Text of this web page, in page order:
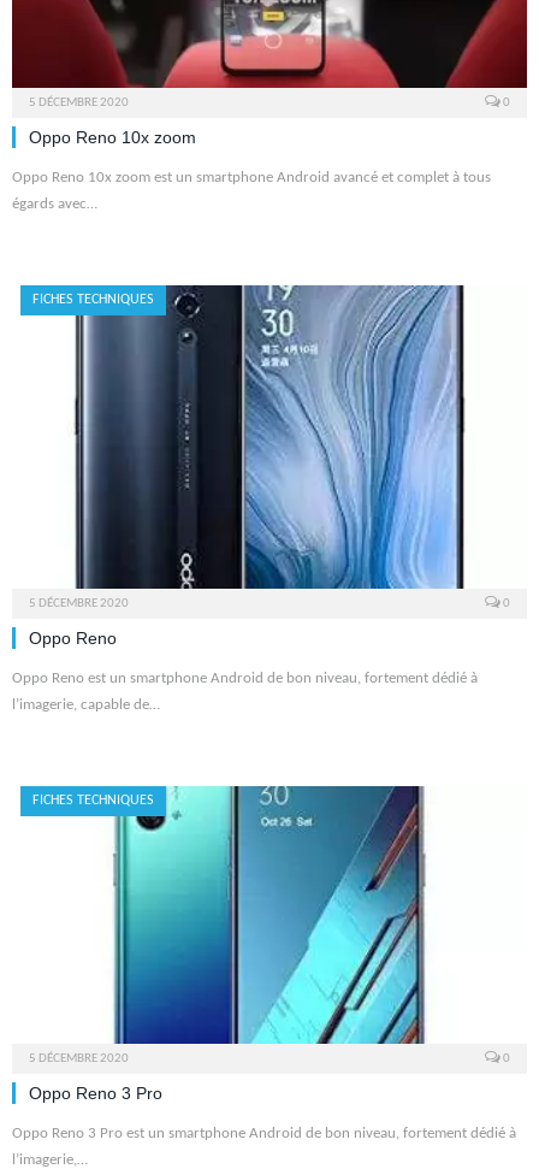
5 DÉCEMBRE 2020 0
Oppo Reno 10x zoom
Oppo Reno 10x zoom est un smartphone Android avancé et complet à tous
égards avec…
FICHES TECHNIQUES
5 DÉCEMBRE 2020 0
Oppo Reno
Oppo Reno est un smartphone Android de bon niveau, fortement dédié à
l’imagerie, capable de…
FICHES TECHNIQUES
5 DÉCEMBRE 2020 0
Oppo Reno 3 Pro
Oppo Reno 3 Pro est un smartphone Android de bon niveau, fortement dédié à
l’imagerie,…